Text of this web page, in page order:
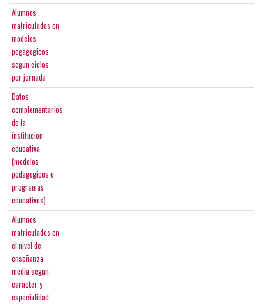
Alumnos
matriculados en
modelos
pegagogicos
segun ciclos
por jornada
Datos
complementarios
de la
institucion
educativa
(modelos
pedagogicos o
programas
educativos)
Alumnos
matriculados en
el nivel de
enseñanza
media segun
caracter y
especialidad